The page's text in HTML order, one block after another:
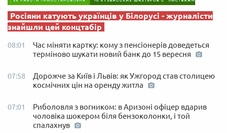
Росіяни катують українців у Білорусі - журналісти
знайшли цей концтабір
08:01
Час міняти картку: кому з пенсіонерів доведеться
терміново шукати новий банк до 15 вересня
07:58
Дорожче за Київ і Львів: як Ужгород став столицею
космічних цін на оренду житла
07:01
Риболовля з вогником: в Аризоні офіцер вдарив
чоловіка шокером біля бензоколонки, і той
спалахнув